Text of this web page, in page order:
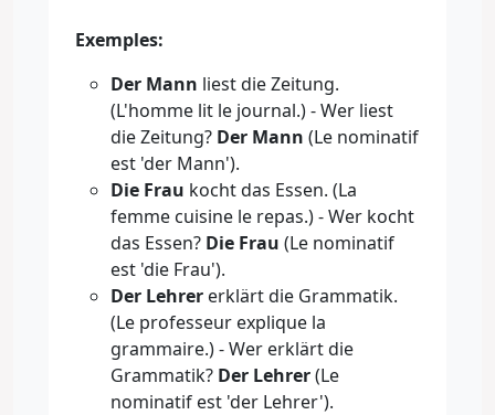
Exemples:
Der Mann liest die Zeitung.
(L'homme lit le journal.) - Wer liest
die Zeitung? Der Mann (Le nominatif
est 'der Mann').
Die Frau kocht das Essen. (La
femme cuisine le repas.) - Wer kocht
das Essen? Die Frau (Le nominatif
est 'die Frau').
Der Lehrer erklärt die Grammatik.
(Le professeur explique la
grammaire.) - Wer erklärt die
Grammatik? Der Lehrer(Le
nominatif est 'der Lehrer').